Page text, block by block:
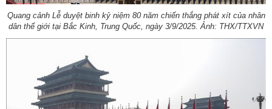
Quang cảnh Lễ duyệt binh kỷ niệm 80 năm chiến thắng phát xít của nhân
dân thế giới tại Bắc Kinh, Trung Quốc, ngày 3/9/2025. Ảnh: THX/TTXVN